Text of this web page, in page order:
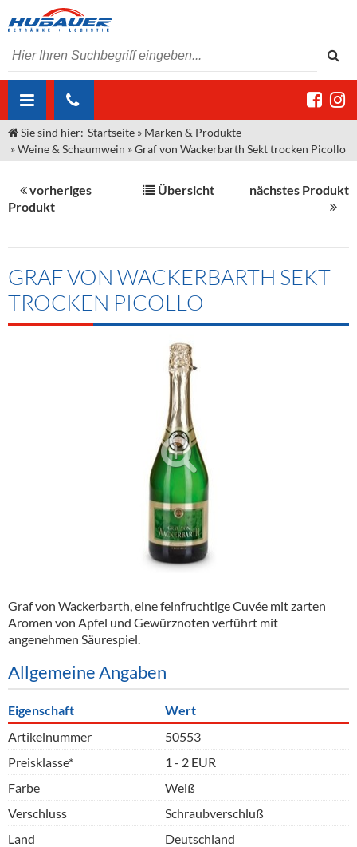
ÜBER UNS
Unser Liefergebiet
Kontakt
Angebote Gastronomie & Großhandel
Neuigkeiten
Termine
MARKEN & PRODUKTE
Sirup
Spirituosen
Hygieneartikel & Desinfektion
Kommisionskauf & Lieferbedingungen
Fremddienstleistungen
Sie sind hier: Startseite » Marken & Produkte
»Weine & Schaumwein »Graf von Wackerbarth Sekt trocken Picollo
vorheriges
Produkt
Übersicht nächstes Produkt
GRAF VON WACKERBARTH SEKT
TROCKEN PICOLLO
Graf von Wackerbarth, eine feinfruchtige Cuvée mit zarten
Aromen von Apfel und Gewürznoten verführt mit
angenehmen Säurespiel.
Allgemeine Angaben
Eigenschaft
Wert
Artikelnummer
50553
Preisklasse*
1 - 2 EUR
Farbe
Weiß
Verschluss
Schraubverschluß
Land
Deutschland